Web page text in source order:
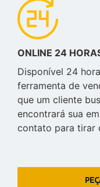
ONLINE 24
Disponível 24
ferramenta de
que um cliente
encontrará sua
contato para tirar